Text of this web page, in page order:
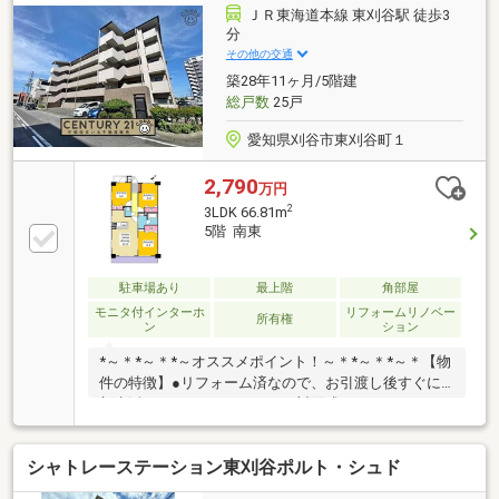
日、平日夜のお仕事終わりでもご案内可能です。
―――――――――――――――――――――――
ＪＲ東海道本線 東刈谷駅 徒歩3
分
その他の交通
築28年11ヶ月/5階建
総戸数25戸
愛知県刈谷市東刈谷町１
2,790万円
3LDK 66.81m2
5階 南東
駐車場あり 最上階
角部屋
モニタ付インターホ
ン
所有権
リフォームリノベー
ション
*～＊*～＊*～オススメポイント！～＊*～＊*～＊【物
件の特徴】●リフォーム済なので、お引渡し後すぐに
ご家族とお話ししながら料理していただくことができ
ます。●LDKに洋室が隣接した3LDKの使いやす間取り
です。●フルフローリングなのでお掃除も楽です。
【周辺環境】■東海道本線「東刈谷」駅まで徒歩約3分
シャトレーステーション東刈谷ポルト・シュド